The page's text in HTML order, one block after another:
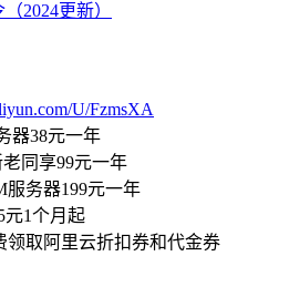
2024更新）
U/FzmsXA
器38元一年
同享99元一年
服务器199元一年
元1个月起
领取阿里云折扣券和代金券